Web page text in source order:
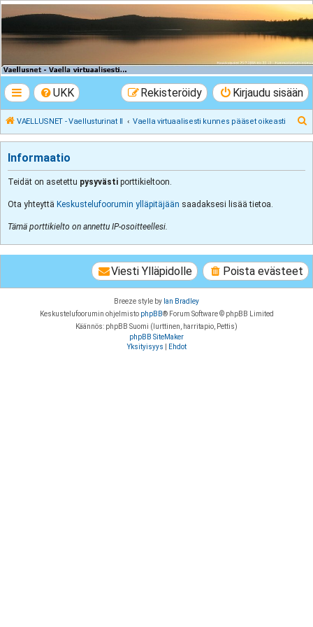
VAELLUSNET -
Vaellusturinat II
UKK Kirjaudu sisään
Rekisteröidy
VAELLUSNET - Vaellusturinat II Vaella virtuaalisesti kunnes pääset oikeasti
Informaatio
Teidät on asetettu pysyvästi porttikieltoon.
Ota yhteyttä Keskustelufoorumin ylläpitäjään saadaksesi lisää tietoa.
Tämä porttikielto on annettu IP-osoitteellesi.
Poista evästeet
Viesti Ylläpidolle
Breeze style by Ian Bradley
Keskustelufoorumin ohjelmisto phpBB® Forum Software © phpBB Limited
Käännös: phpBB Suomi (lurttinen, harritapio, Pettis)
phpBB SiteMaker
Yksityisyys
Ehdot